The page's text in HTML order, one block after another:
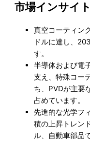
市場インサイト
真空コーティン
ドルに達し、
す。
半導体および電
支え、特殊コー
ち、PVDが主要
占めています。
先進的な光学フ
積の上昇トレン
ル、自動車部品